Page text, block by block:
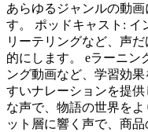
あらゆるジャンルの動
す。 ポッドキャスト: イ
リーテリングなど、声
的にします。 eラーニン
ング動画など、学習効
すいナレーションを提
な声で、物語の世界を
ット層に響く声で、商品